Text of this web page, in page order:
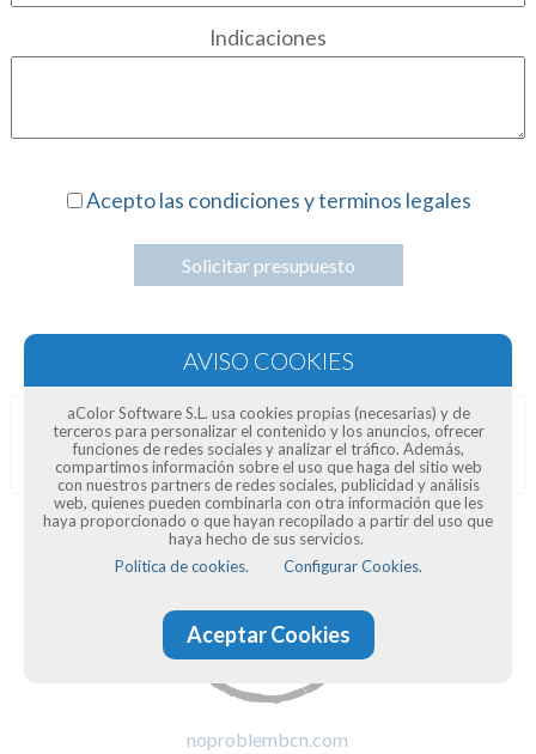
Indicaciones
Acepto las condiciones y terminos legales
Solicitar presupuesto
Opiniones de clientes
noproblembcn.com
aColor Software S.L. usa cookies propias (necesarias) y de
terceros para personalizar el contenido y los anuncios, ofrecer
funciones de redes sociales y analizar el tráfico. Además,
compartimos información sobre el uso que haga del sitio web
con nuestros partners de redes sociales, publicidad y análisis
web, quienes pueden combinarla con otra información que les
haya proporcionado o que hayan recopilado a partir del uso que
haya hecho de sus servicios.
Política de cookies.
Configurar Cookies.
Aceptar Cookies